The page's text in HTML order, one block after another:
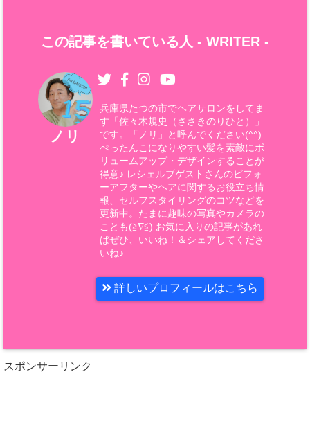
この記事を書いている人 - WRITER -
ノリ
兵庫県たつの市でヘアサロンをしてま
す「佐々木規史（ささきのりひと）」
です。「ノリ」と呼んでください(^^)
ぺったんこになりやすい髪を素敵にボ
リュームアップ・デザインすることが
得意♪ レシェルブゲストさんのビフォ
ーアフターやヘアに関するお役立ち情
報、セルフスタイリングのコツなどを
更新中。たまに趣味の写真やカメラの
ことも(≧∇≦) お気に入りの記事があれ
ばぜひ、いいね！＆シェアしてくださ
いね♪
詳しいプロフィールはこちら
スポンサーリンク